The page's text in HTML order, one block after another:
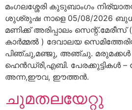
മംഗലശ്ശേരി കുടുബാംഗം
ശുശ്രുഷ നാളെ 05/08/2026
മണിക്ക് അരിപ്പാലം
കാർമ്മൽ ) ദേവാലയ
പിഞ്ചു,മഞ്ജു, അഞ്ചു.
ഹെൻഡ്രി,എബി. പേരക്കുട്ടികൾ
അന്ന,ഈവ, ഈത്തൻ.
ചുമതലയേറ്റു